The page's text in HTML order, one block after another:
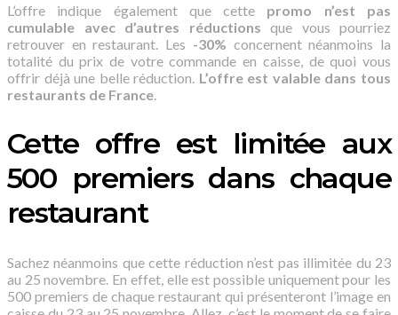
L’offre indique également que cette promo n’est pas
cumulable avec d’autres réductions que vous pourriez
retrouver en restaurant. Les -30% concernent néanmoins la
totalité du prix de votre commande en caisse, de quoi vous
offrir déjà une belle réduction. L’offre est valable dans tous
restaurants de France
Cette offre est limitée aux
500 premiers dans chaque
restaurant
Sachez néanmoins que cette réduction n’est pas illimitée du 23
au 25 novembre. En effet, elle est possible uniquement pour les
500 premiers de chaque restaurant qui présenteront l’image en